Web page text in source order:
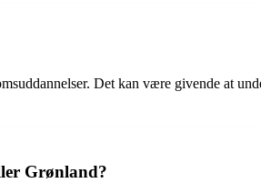
Det kan være givende at
Grønland?